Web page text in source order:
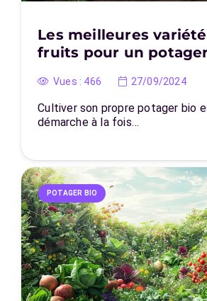
Les meilleures
fruits pour un
Vues : 466 27/09/2024
Cultiver son propre potager bio
démarche à la fois…
POTAGER BIO